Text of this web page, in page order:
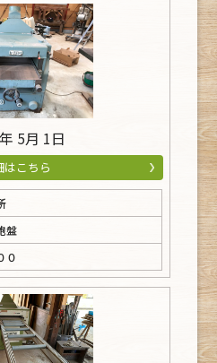
5月 1日
はこちら
盤
０